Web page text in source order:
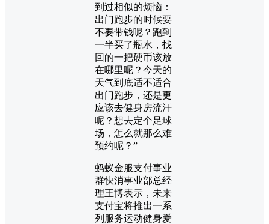
到过相似的烦恼：
出门跑步的时候要
不要带钱呢？跑到
一半买了瓶水，找
回的一把硬币该放
在哪里呢？今天的
天气到底适不适合
出门跑步，还是更
应该去健身房流汗
呢？想去定个足球
场，怎么就那么难
预约呢？”
蚂蚁金服支付事业
群快消事业部总经
理王博表示，未来
支付宝将推出一系
列服务运动健身爱